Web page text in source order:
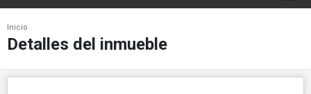
Inicio
Detalles del inmueble